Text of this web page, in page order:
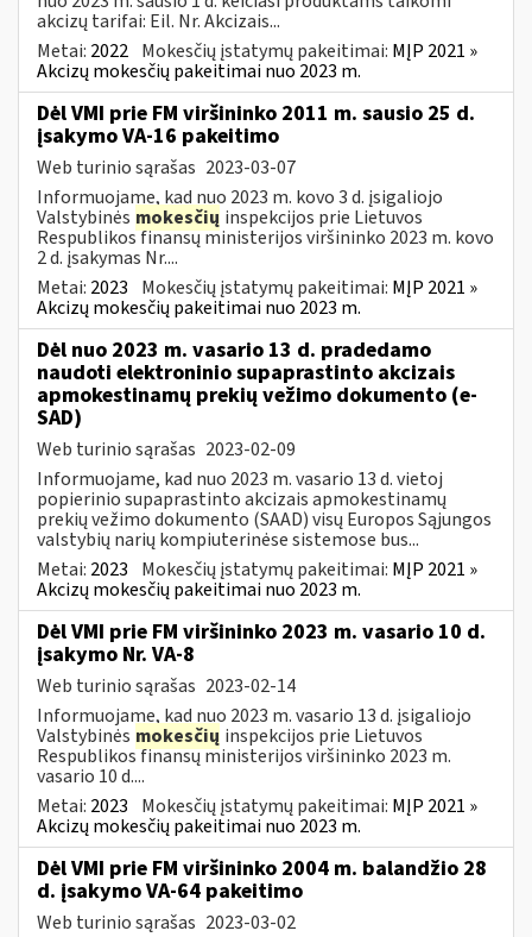
akcizų tarifai: Eil. Nr. Akcizais...
Metai: 2022 Mokesčių įstatymų pakeitimai: MĮP 2021 »
Akcizų mokesčių pakeitimai nuo 2023 m.
Dėl VMI prie FM viršininko 2011 m. sausio 25 d.
įsakymo VA-16 pakeitimo
Web turinio sąrašas 2023-03-07
Informuojame, kad nuo 2023 m. kovo 3 d. įsigaliojo
Valstybinės mokesčių inspekcijos prie Lietuvos
Respublikos finansų ministerijos viršininko 2023 m. kovo
2 d. įsakymas Nr....
Metai: 2023 Mokesčių įstatymų pakeitimai: MĮP 2021 »
Akcizų mokesčių pakeitimai nuo 2023 m.
Dėl nuo 2023 m. vasario 13 d. pradedamo
naudoti elektroninio supaprastinto akcizais
apmokestinamų prekių vežimo dokumento (e-
SAD)
Web turinio sąrašas 2023-02-09
Informuojame, kad nuo 2023 m. vasario 13 d. vietoj
popierinio supaprastinto akcizais apmokestinamų
prekių vežimo dokumento (SAAD) visų Europos Sąjungos
valstybių narių kompiuterinėse sistemose bus...
Metai: 2023 Mokesčių įstatymų pakeitimai: MĮP 2021 »
Akcizų mokesčių pakeitimai nuo 2023 m.
Dėl VMI prie FM viršininko 2023 m. vasario 10 d.
įsakymo Nr. VA-8
Web turinio sąrašas 2023-02-14
Informuojame, kad nuo 2023 m. vasario 13 d. įsigaliojo
Valstybinės mokesčių inspekcijos prie Lietuvos
Respublikos finansų ministerijos viršininko 2023 m.
vasario 10 d....
Metai: 2023 Mokesčių įstatymų pakeitimai: MĮP 2021 »
Akcizų mokesčių pakeitimai nuo 2023 m.
Dėl VMI prie FM viršininko 2004 m. balandžio 28
d. įsakymo VA-64 pakeitimo
Web turinio sąrašas 2023-03-02